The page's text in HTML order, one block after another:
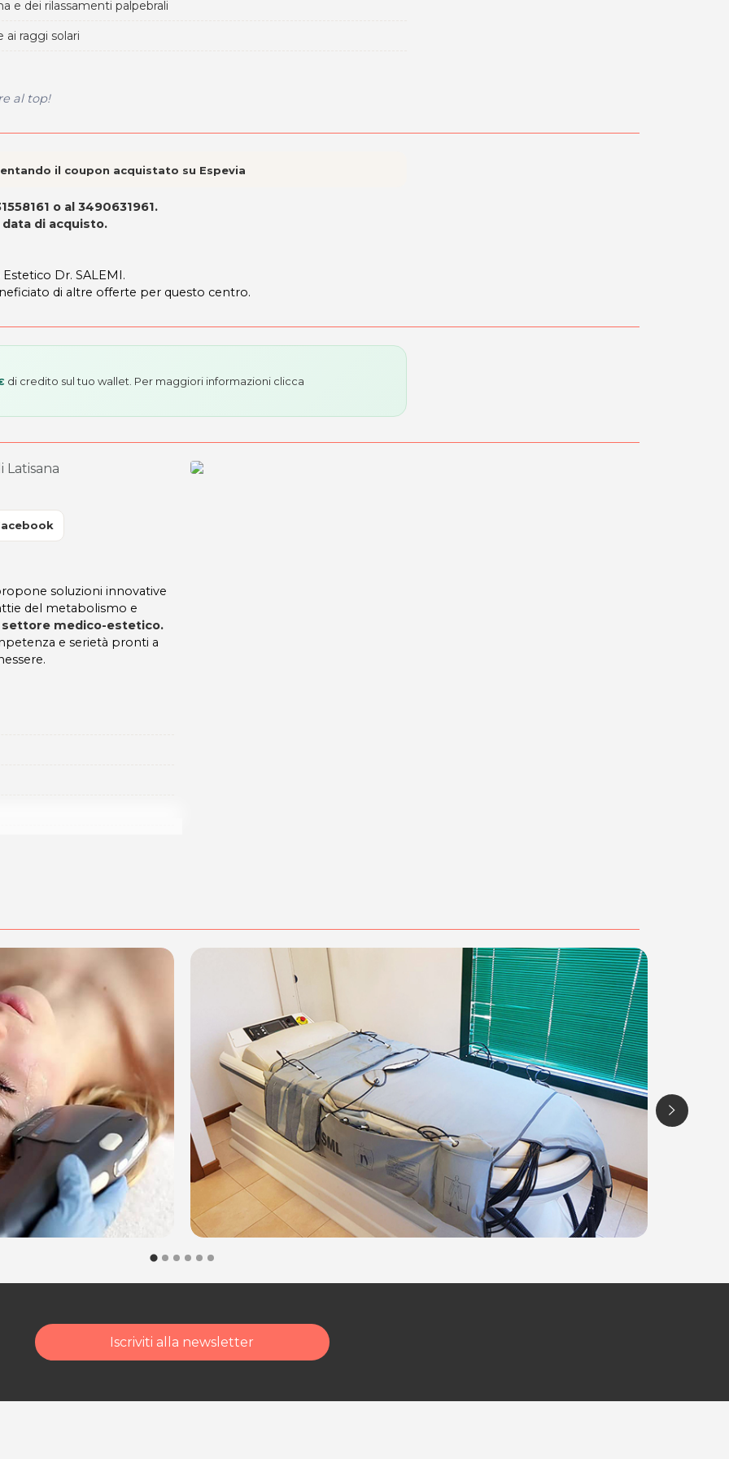
e dei rilassamenti palpebrali
ai raggi solari
al top!
il coupon acquistato su Espevia
o al 3490631961.
di acquisto.
Dr. SALEMI.
di altre offerte per questo centro.
di credito sul tuo wallet. Per maggiori informazioni clicca
Latisana
soluzioni innovative
del metabolismo e
settore medico-estetico.
e serietà pronti a
il risultato!
di Pertegada (UD)
Iscriviti alla newsletter